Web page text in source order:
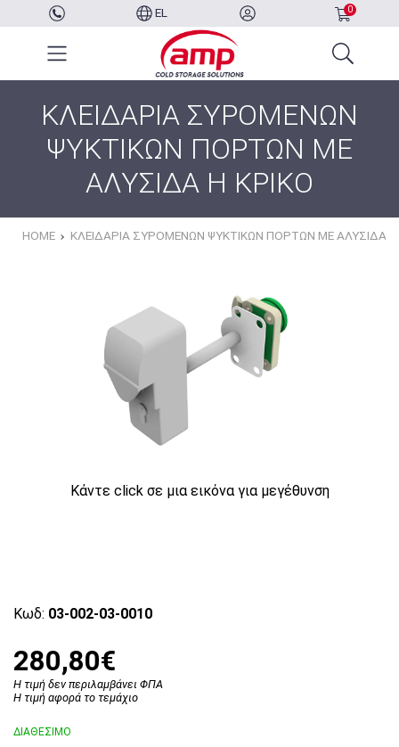
EL 0
ΚΛΕΙΔΑΡΙΑ ΣΥΡΟΜΕΝΩΝ
ΨΥΚΤΙΚΩΝ ΠΟΡΤΩΝ ΜΕ
ΑΛΥΣΙΔΑ Η ΚΡΙΚΟ
HOME ΚΛΕΙΔΑΡΙΑ ΣΥΡΟΜΕΝΩΝ ΨΥΚΤΙΚΩΝ ΠΟΡΤΩΝ ΜΕ ΑΛΥΣΙΔΑ Η
Κάντε click σε μια εικόνα για μεγέθυνση
Κωδ: 03-002-03-0010
280,80€
Η τιμή δεν περιλαμβάνει ΦΠΑ
Η τιμή αφορά το τεμάχιο
ΔΙΑΘΕΣΙΜΟ